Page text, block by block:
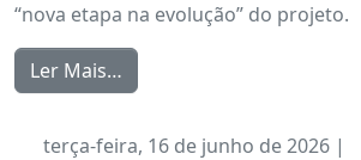
“nova etapa na evolução” do projeto.
Ler Mais…
terça-feira, 16 de junho de 2026 |